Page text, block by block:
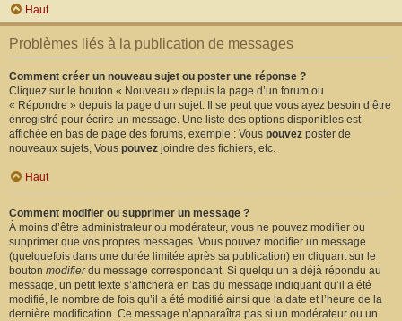
Haut
Problèmes liés à la publication de messages
Comment créer un nouveau sujet ou poster une réponse ?
Cliquez sur le bouton « Nouveau » depuis la page d’un forum ou
« Répondre » depuis la page d’un sujet. Il se peut que vous ayez besoin d’être
enregistré pour écrire un message. Une liste des options disponibles est
affichée en bas de page des forums, exemple : Vous pouvez poster de
nouveaux sujets, Vous pouvez joindre des fichiers, etc.
Haut
Comment modifier ou supprimer un message ?
À moins d’être administrateur ou modérateur, vous ne pouvez modifier ou
supprimer que vos propres messages. Vous pouvez modifier un message
(quelquefois dans une durée limitée après sa publication) en cliquant sur le
bouton modifierdu message correspondant. Si quelqu’un a déjà répondu au
message, un petit texte s’affichera en bas du message indiquant qu’il a été
modifié, le nombre de fois qu’il a été modifié ainsi que la date et l’heure de la
dernière modification. Ce message n’apparaîtra pas si un modérateur ou un